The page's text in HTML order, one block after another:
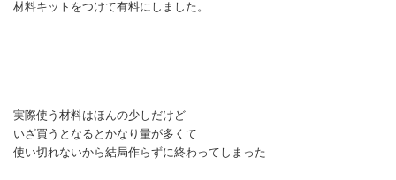
材料キットをつけて有料にしました。
実際使う材料はほんの少しだけど
いざ買うとなるとかなり量が多くて
使い切れないから結局作らずに終わってしまった